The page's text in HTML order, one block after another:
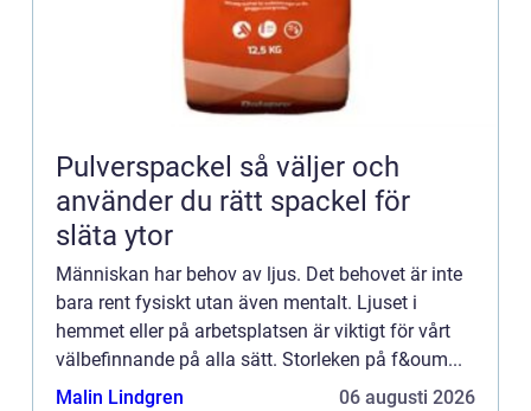
Pulverspackel så väljer och
använder du rätt spackel för
släta ytor
Människan har behov av ljus. Det behovet är inte
bara rent fysiskt utan även mentalt. Ljuset i
hemmet eller på arbetsplatsen är viktigt för vårt
välbefinnande på alla sätt. Storleken på f&oum...
Malin Lindgren
06 augusti 2026